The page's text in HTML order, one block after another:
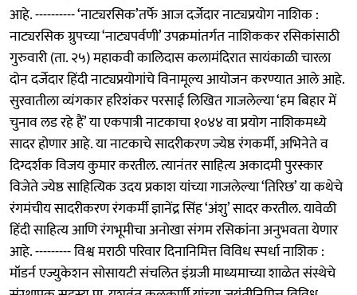
आहे. ---------- ‘नाट्यरसिक’तर्फे आज दर्जेदार नाट्यप्रयोग नाशिक :
नाट्यरसिक ग्रुपच्या ‘नाट्यपर्वणी’ उपक्रमांतर्गत नाशिककर रसिकांसाठी
गुरुवारी (ता. २५) महाकवी कालिदास कलामंदिरात सायंकाळी चारला
दोन दर्जेदार हिंदी नाट्यप्रयोगांचे विनामूल्य आयोजन करण्यात आले आहे.
सुरवातीला व्यंगकार हरिशंकर परसाई लिखित गाजलेल्या ‘हम बिहार में
चुनाव लड रहे हैं’ या एकपात्री नाटकाचा १०४४ वा प्रयोग नाशिकमध्ये
सादर होणार आहे. या नाटकाचे सादरीकरण ज्येष्ठ रंगकर्मी, अभिनेते व
दिग्दर्शक विजय कुमार करतील. त्यानंतर साहित्य अकादमी पुरस्कार
विजेते ज्येष्ठ साहित्यिक उदय प्रकाश यांच्या गाजलेल्या ‘तिरिछ’ या कथेचे
रंगमंचीय सादरीकरण रंगकर्मी ज्ञानेंद्र सिंह ‘अंशु’ सादर करतील. यावेळी
हिंदी साहित्य आणि रंगभूमीचा अनोखा संगम रसिकांना अनुभवता येणार
आहे. --------- विश्व मराठी परिवार दिनानिमित्त विविध स्पर्धा नाशिक :
मॉडर्न एज्युकेशन सोसायटी संचलित इंग्रजी माध्यमाच्या शाळेत संस्थेचे